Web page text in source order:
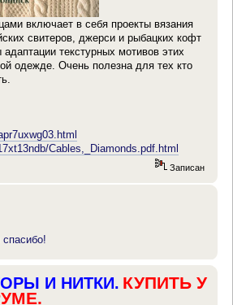
включает в себя проекты вязания
свитеров, джерси и рыбацких кофт
текстурных мотивов этих
одежде. Очень полезна для тех кто
Cables,_Diamonds.pdf.html
Записан
спасибо!
И НИТКИ. КУПИТЬ У